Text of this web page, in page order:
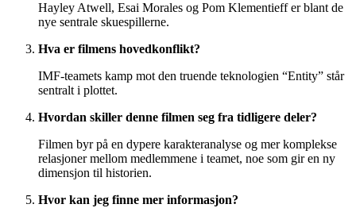
Hayley Atwell, Esai Morales og Pom Klementieff er blant de
nye sentrale skuespillerne.
Hva er filmens hovedkonflikt?
IMF-teamets kamp mot den truende teknologien “Entity” står
sentralt i plottet.
Hvordan skiller denne filmen seg fra tidligere deler?
Filmen byr på en dypere karakteranalyse og mer komplekse
relasjoner mellom medlemmene i teamet, noe som gir en ny
dimensjon til historien.
Hvor kan jeg finne mer informasjon?